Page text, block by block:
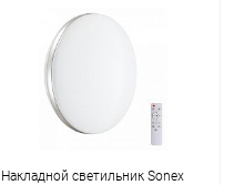
Накладной светильник Sonex